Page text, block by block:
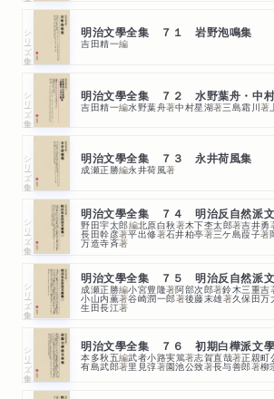
シリーズ・全集 明治文學全集 ７１ 岩野泡鳴集
吉田精一編
シリーズ・全集 吉田精一編水野葉舟著中村星湖著三島霜川著
シリーズ・全集 明治文學全集 ７３ 永井荷風集
成瀬正勝編永井荷風著
シリーズ・全集
明治文學全集 ７４ 明治反自然派文
野田宇太郎編北原白秋著木下杢太郎著吉井勇
長田幹彦著平出修著石井柏亭著三ケ島葭子著
万造寺斉著
シリーズ・全集
明治文學全集 ７５ 明治反自然派文
成瀬正勝編小宮豊隆著阿部次郎著鈴木三重吉
小山内薫著谷崎潤一郎著後藤末雄著久保田万
生田長江著
シリーズ・全集 明治文學全集 ７６ 初期白樺派文
本多秋五編武者小路実篤著志賀直哉著正親町
有島武郎著里見弴著園池公致著長与善郎著柳